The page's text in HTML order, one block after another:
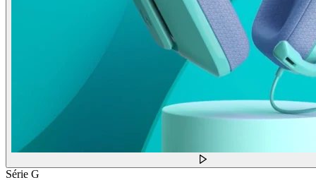
Série G